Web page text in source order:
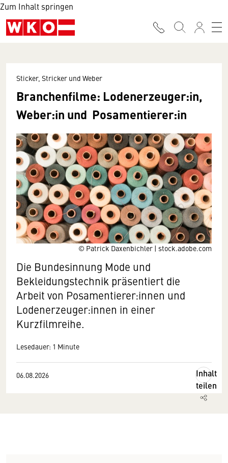
Zum Inhalt springen
© Patrick Daxenbichler | stock.adobe.com
Sticker, Stricker und Weber
Branchenfilme: Lodenerzeuger:in,
Weber:in und Posamentierer:in
Die Bundesinnung Mode und
Bekleidungstechnik präsentiert die
Arbeit von Posamentierer:innen und
Lodenerzeuger:innen in einer
Kurzfilmreihe.
Lesedauer: 1 Minute
06.08.2026
Inhalt
teilen